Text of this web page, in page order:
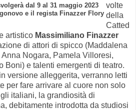
dal 9 al 31 maggio 2023
e il regista Finazzer Flory
volte
della
Catted
artistico Massimiliano Finazzer
di attori di spicco (Maddalena
Nogara, Pamela Villoresi,
Boni) e talenti emergenti di teatro.
versione alleggerita, verranno letti
per fare arrivare al cuore non solo
italiani, la grandiosità di
debitamente introdotta da studiosi